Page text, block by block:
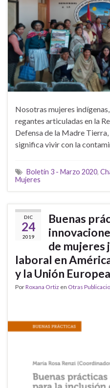
Nosotras mujeres
regantes articuladas en la
Defensa de la Madre
significa vivir con la
Boletín 3 - Marzo 2020,
Mujeres
DIC
24
2019
Buenas
de mujeres
laboral en
y la Unión Europea
PorRoxana Ortiz en Otras